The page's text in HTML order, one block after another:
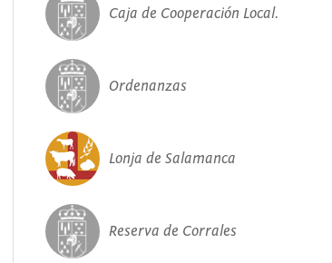
Caja de Cooperación Local.
Ordenanzas
Lonja de Salamanca
Reserva de Corrales